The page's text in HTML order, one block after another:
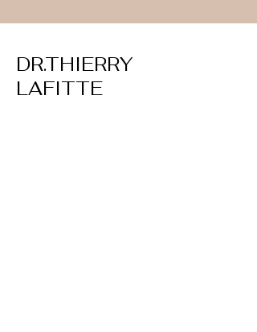
DR.THIERRY
LAFITTE